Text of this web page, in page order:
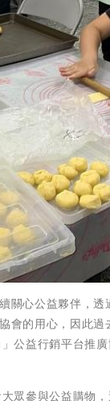
關心公益夥伴，
會的用心，因此
公益行銷平台推
眾參與公益購物